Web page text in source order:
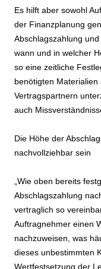
Es hilft aber sowohl
der Finanzplanung
Abschlagszahlung
wann und in welcher
so eine zeitliche
benötigten
Vertragspartnern
auch
Die Höhe der
nachvollziehbar sein
„Wie oben bereits
Abschlagszahlung
vertraglich so
Auftragnehmer einen
nachzuweisen, was
dieses unbestimmten
Wertfestsetzung der